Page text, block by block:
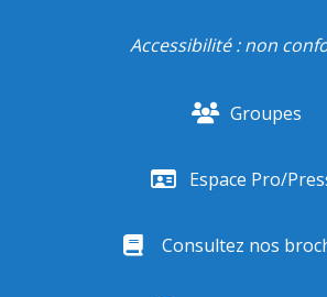
Accessibilité : non
Groupes
Espace Pro/
Consultez nos